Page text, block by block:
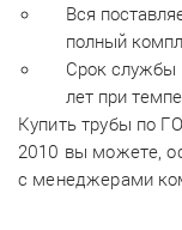
Вся
полный
Срок службы
лет при
Купить трубы по
2010 вы можете,
с менеджерами